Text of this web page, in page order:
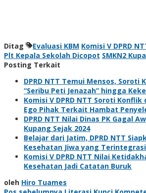
Ditag Evaluasi KBM Komisi V DPRD
Plt Kepala Sekolah Dicopot SMKN2
Posting Terkait
DPRD NTT Temui Mensos, Soroti
“Seribu Peti Jenazah” hingga
Komisi V DPRD NTT Soroti Konflik
Ego Pihak Terkait Hambat
DPRD NTT Nilai Dinas PK Gagal
Kupang Sejak 2024
Belajar dari Jatim, DPRD NTT
Kesehatan Jiwa yang
Komisi V DPRD NTT Nilai
Kesehatan Jadi Catatan Buruk
oleh Hiro Tuames